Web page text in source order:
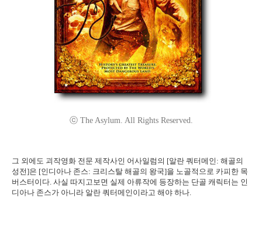
ⓒ The Asylum. All Rights Reserved.
그 외에도 괴작영화 전문 제작사인 어사일럼의 [알란 쿼터메인: 해골의
성전]은 [인디아나 존스: 크리스탈 해골의 왕국]을 노골적으로 카피한 목
버스터이다. 사실 따지고보면 실제 아류작에 등장하는 단골 캐릭터는 인
디아나 존스가 아니라 알란 쿼터메인이라고 해야 하나.